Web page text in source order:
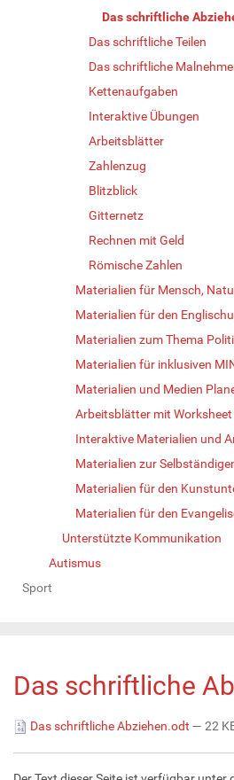
Das schriftliche
Das schriftliche Teilen
Das schriftliche
Kettenaufgaben
Interaktive Übungen
Arbeitsblätter
Zahlenzug
Blitzblick
Gitternetz
Rechnen mit Geld
Römische Zahlen
Materialien für Mensch,
Materialien für den
Materialien zum Thema
Materialien für inklusiven
Materialien und Medien
Arbeitsblätter mit Worksheet
Interaktive Materialien und
Materialien zur
Materialien für den
Materialien für den
Unterstützte Kommunikation
Autismus
Sport
Das schriftliche
Das schriftliche Abziehen.odt — 22